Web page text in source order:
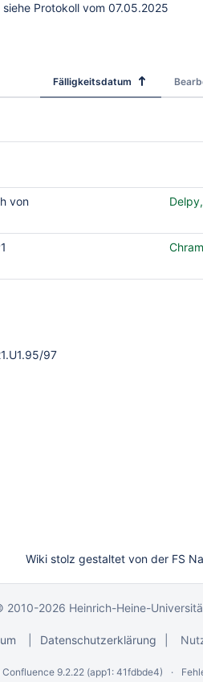
Protokoll vom 07.05.2025
Fälligkeitsdatum
von
97
Wiki stolz gestaltet von der FS
2010-2026 Heinrich-Heine-
Datenschutzerklärung
Confluence 9.2.22 (app1: 41fdbde4)